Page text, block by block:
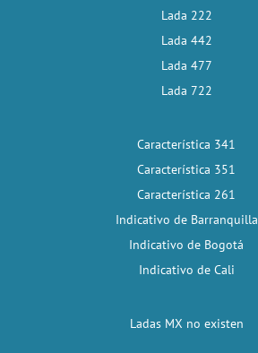
Lada 222
Lada 442
Lada 477
Lada 722
Característica 341
Característica 351
Característica 261
Indicativo de Barranquilla
Indicativo de Bogotá
Indicativo de Cali
Ladas MX no existen